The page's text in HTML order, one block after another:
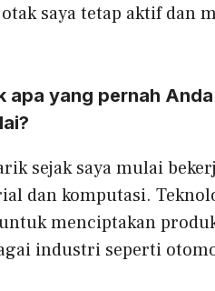
saya tetap aktif dan
apa yang pernah
sejak saya mulai
dan komputasi.
menciptakan
industri seperti